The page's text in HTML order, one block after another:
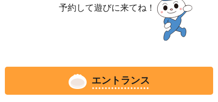
予約して遊びに来てね！
エントランス